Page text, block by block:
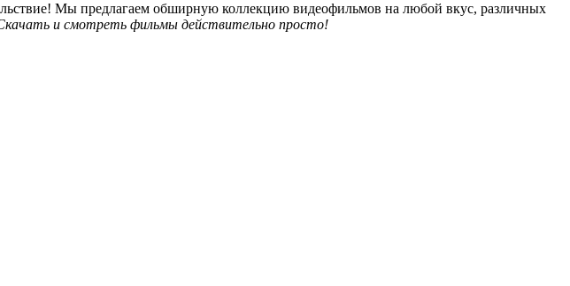
Мы предлагаем обширную коллекцию видеофильмов на любой вкус, различных
и смотреть фильмы действительно просто!